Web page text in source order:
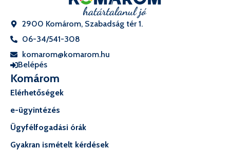
2900 Komárom, Szabadság tér 1.
06-34/541-308
komarom@komarom.hu
Belépés
Komárom
Elérhetőségek
e-ügyintézés
Ügyfélfogadási órák
Gyakran ismételt kérdések